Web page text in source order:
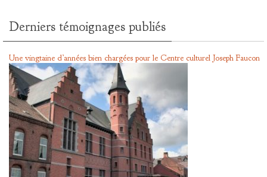
Derniers témoignages publiés
Une vingtaine d’années bien chargées pour le Centre culturel Joseph Faucon